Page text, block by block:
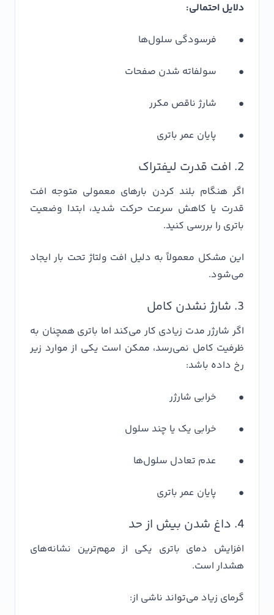
دلایل احتمالی:
• فرسودگی سلول‌ها
• سولفاته شدن صفحات
• شارژ ناقص مکرر
• پایان عمر باتری
2. افت قدرت لیفتراک
اگر هنگام بلند کردن بارهای معمولی متوجه افت
قدرت یا کاهش سرعت حرکت شدید، ابتدا وضعیت
باتری را بررسی کنید.
این مشکل معمولاً به دلیل افت ولتاژ تحت بار ایجاد
می‌شود.
3. شارژ نشدن کامل
اگر شارژر مدت زیادی کار می‌کند اما باتری همچنان به
ظرفیت کامل نمی‌رسد، ممکن است یکی از موارد زیر
رخ داده باشد:
• خرابی شارژر
• خرابی یک یا چند سلول
• عدم تعادل سلول‌ها
• پایان عمر باتری
4. داغ شدن بیش از حد
افزایش دمای باتری یکی از مهم‌ترین نشانه‌های
هشدار است.
گرمای زیاد می‌تواند ناشی از: